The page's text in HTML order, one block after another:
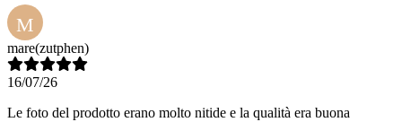
M
mare(zutphen)
16/07/26
Le foto del prodotto erano molto nitide e la qualità era buona